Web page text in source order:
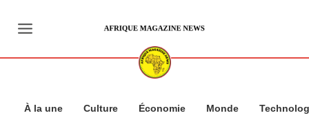
contenu
À la une Culture Économie Monde